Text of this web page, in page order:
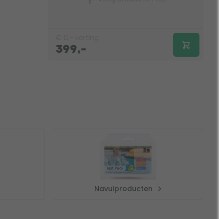
399,-
Navulproducten